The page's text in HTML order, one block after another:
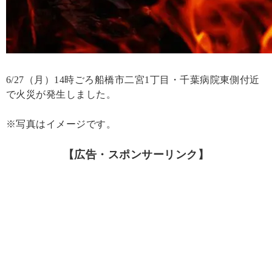
6/27（月）14時ごろ船橋市二宮1丁目・千葉病院東側付近
で火災が発生しました。
※写真はイメージです。
【広告・スポンサーリンク】